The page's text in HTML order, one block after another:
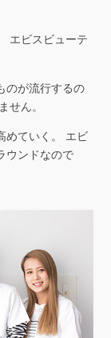
エビスビューテ
のが流行するの
せん。
ていく。
エビ
ウンドなので